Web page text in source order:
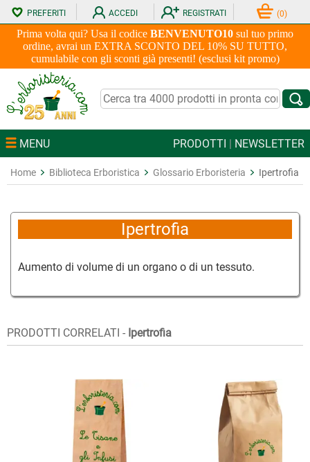
Prima volta qui? Usa il codice BENVENUTO10 sul tuo primo
ordine, avrai un EXTRA SCONTO DEL 10% SU TUTTO,
cumulabile con gli sconti già presenti! (esclusi kit promo)
PREFERITI ACCEDI REGISTRATI (0)
MENU PRODOTTI | NEWSLETTER
Home Biblioteca Erboristica Glossario Erboristeria Ipertrofia
Ipertrofia
Aumento di volume di un organo o di un tessuto.
PRODOTTI CORRELATI - Ipertrofia